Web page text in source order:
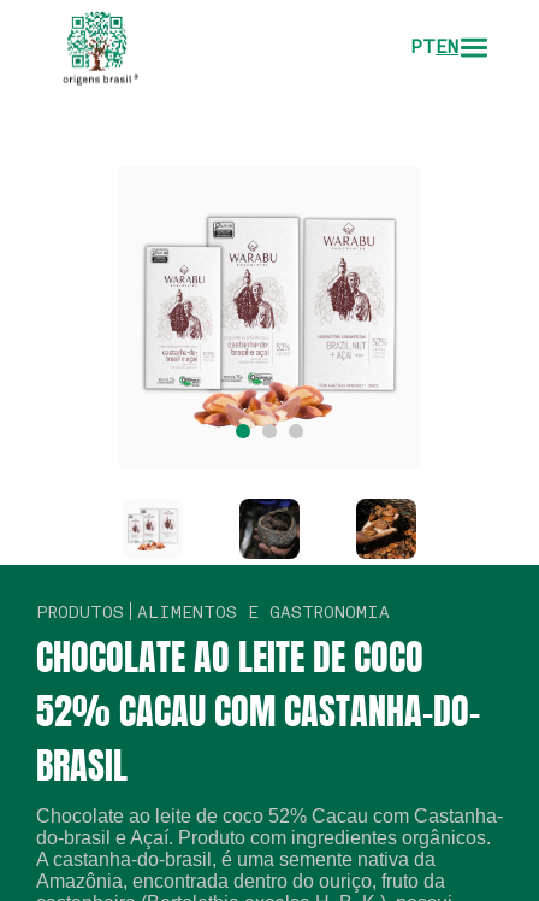
PTEN
PRODUTOS ALIMENTOS E GASTRONOMIA
CHOCOLATE AO LEITE DE COCO
52% CACAU COM CASTANHA-DO-
BRASIL
Chocolate ao leite de coco 52% Cacau com Castanha-
do-brasil e Açaí. Produto com ingredientes orgânicos.
A castanha-do-brasil, é uma semente nativa da
Amazônia, encontrada dentro do ouriço, fruto da